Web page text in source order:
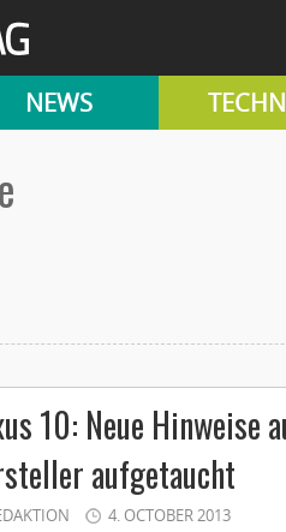
NEWS
10: Neue Hinweise
aufgetaucht
4. OCTOBER 2013